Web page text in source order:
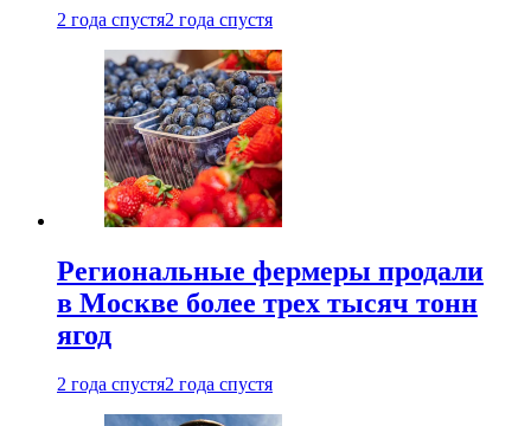
2 года спустя2 года спустя
Региональные фермеры продали
в Москве более трех тысяч тонн
ягод
2 года спустя2 года спустя